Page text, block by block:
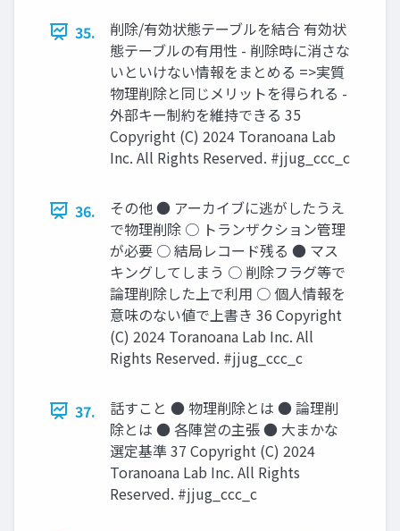
35.
削除/有効状態テーブルを結合 有効状
態テーブルの有用性 - 削除時に消さな
いといけない情報をまとめる =>実質
物理削除と同じメリットを得られる -
外部キー制約を維持できる 35
Copyright (C) 2024 Toranoana Lab
Inc. All Rights Reserved. #jjug_ccc_c
36.
その他 ● アーカイブに逃がしたうえ
で物理削除 ○ トランザクション管理
が必要 ○ 結局レコード残る ● マス
キングしてしまう ○ 削除フラグ等で
論理削除した上で利用 ○ 個人情報を
意味のない値で上書き 36 Copyright
(C) 2024 Toranoana Lab Inc. All
Rights Reserved. #jjug_ccc_c
37.
話すこと ● 物理削除とは ● 論理削
除とは ● 各陣営の主張 ● 大まかな
選定基準 37 Copyright (C) 2024
Toranoana Lab Inc. All Rights
Reserved. #jjug_ccc_c